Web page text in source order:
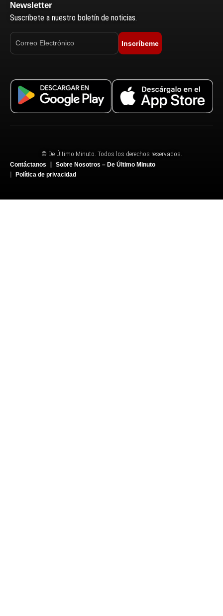
Newsletter
Suscríbete a nuestro boletín de noticias.
Inscríbeme
© De Último Minuto. Todos los derechos reservados.
Contáctanos
Sobre Nosotros – De Último Minuto
Política de privacidad